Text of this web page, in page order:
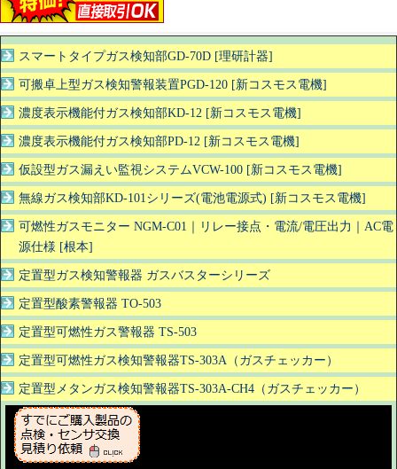
スマートタイプガス検知部GD-70D [理研計器]
可搬卓上型ガス検知警報装置PGD-120 [新コスモス電機]
濃度表示機能付ガス検知部KD-12 [新コスモス電機]
濃度表示機能付ガス検知部PD-12 [新コスモス電機]
仮設型ガス漏えい監視システムVCW-100 [新コスモス電機]
無線ガス検知部KD-101シリーズ(電池電源式) [新コスモス電機]
可燃性ガスモニター NGM-C01｜リレー接点・電流/電圧出力｜AC電
源仕様 [根本]
定置型ガス検知警報器 ガスバスターシリーズ
定置型酸素警報器 TO-503
定置型可燃性ガス警報器 TS-503
定置型可燃性ガス検知警報器TS-303A（ガスチェッカー）
定置型メタンガス検知警報器TS-303A-CH4（ガスチェッカー）